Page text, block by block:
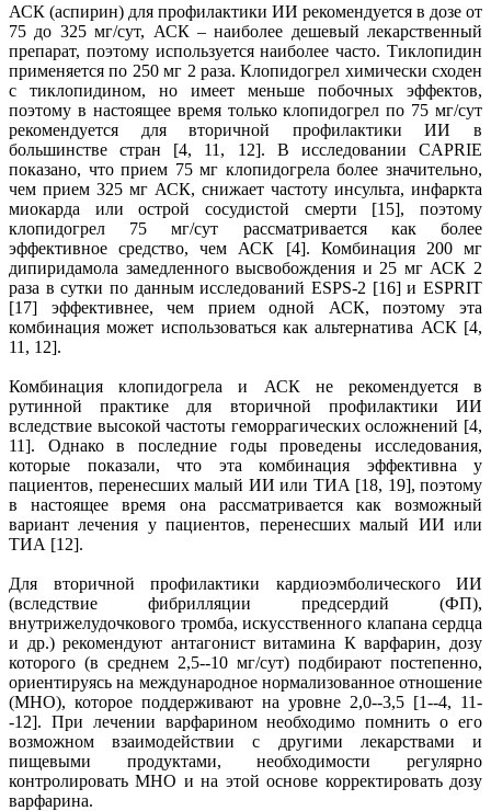
АСК (аспирин) для профилактики ИИ рекомендуется в дозе от
75 до 325 мг/сут, АСК – наиболее дешевый лекарственный
препарат, поэтому используется наиболее часто. Тиклопидин
применяется по 250 мг 2 раза. Клопидогрел химически сходен
с тиклопидином, но имеет меньше побочных эффектов,
поэтому в настоящее время только клопидогрел по 75 мг/сут
рекомендуется для вторичной профилактики ИИ в
большинстве стран [4, 11, 12]. В исследовании CAPRIE
показано, что прием 75 мг клопидогрела более значительно,
чем прием 325 мг АСК, снижает частоту инсульта, инфаркта
миокарда или острой сосудистой смерти [15], поэтому
клопидогрел 75 мг/сут рассматривается как более
эффективное средство, чем АСК [4]. Комбинация 200 мг
дипиридамола замедленного высвобождения и 25 мг АСК 2
раза в сутки по данным исследований ESPS-2 [16] и ESPRIT
[17] эффективнее, чем прием одной АСК, поэтому эта
комбинация может использоваться как альтернатива АСК [4,
11, 12].
Комбинация клопидогрела и АСК не рекомендуется в
рутинной практике для вторичной профилактики ИИ
вследствие высокой частоты геморрагических осложнений [4,
11]. Однако в последние годы проведены исследования,
которые показали, что эта комбинация эффективна у
пациентов, перенесших малый ИИ или ТИА [18, 19], поэтому
в настоящее время она рассматривается как возможный
вариант лечения у пациентов, перенесших малый ИИ или
ТИА [12].
Для вторичной профилактики кардиоэмболического ИИ
(вследствие фибрилляции предсердий (ФП),
внутрижелудочкового тромба, искусственного клапана сердца
и др.) рекомендуют антагонист витамина К варфарин, дозу
которого (в среднем 2,5--10 мг/сут) подбирают постепенно,
ориентируясь на международное нормализованное отношение
(МНО), которое поддерживают на уровне 2,0--3,5 [1--4, 11-
-12]. При лечении варфарином необходимо помнить о его
возможном взаимодействии с другими лекарствами и
пищевыми продуктами, необходимости регулярно
контролировать МНО и на этой основе корректировать дозу
варфарина.